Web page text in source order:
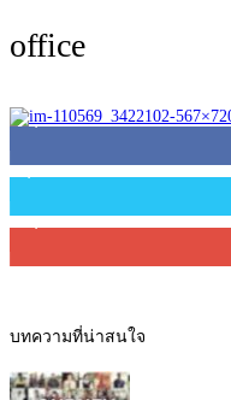
office
45,305 Fans
2,754 Followers
27,500 Subscribers
บทความที่น่าสนใจ